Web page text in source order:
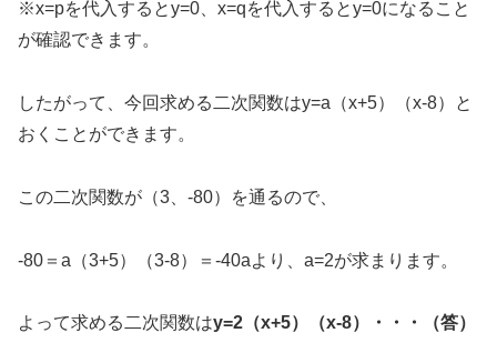
※x=pを代入するとy=0、x=qを代入するとy=0になること
が確認できます。
したがって、今回求める二次関数はy=a（x+5）（x-8）と
おくことができます。
この二次関数が（3、-80）を通るので、
-80＝a（3+5）（3-8）＝-40aより、a=2が求まります。
よって求める二次関数はy=2（x+5）（x-8）・・・（答）